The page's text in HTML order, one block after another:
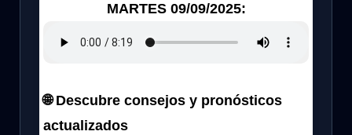
MARTES 09/09/2025:
🌐 Descubre consejos y pronósticos
actualizados